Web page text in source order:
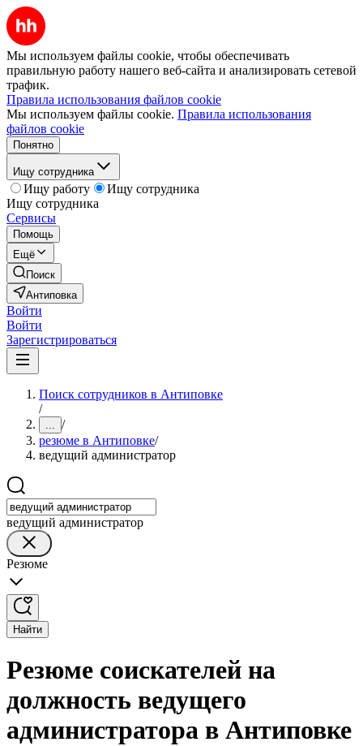
Мы используем файлы cookie, чтобы обеспечивать
правильную работу нашего веб-сайта и анализировать сетевой
трафик.
Правила использования файлов cookie
Мы используем файлы cookie. Правила использования
файлов cookie
Понятно
Ищу сотрудника
Ищу работу
Ищу сотрудника
Ищу сотрудника
Сервисы
Помощь
Ещё
Поиск
Антиповка
Войти
Войти
Зарегистрироваться
Поиск сотрудников в Антиповке
/
... /
резюме в Антиповке/
ведущий администратор
ведущий администратор
Резюме
Найти
Резюме соискателей на
должность ведущего
администратора в Антиповке